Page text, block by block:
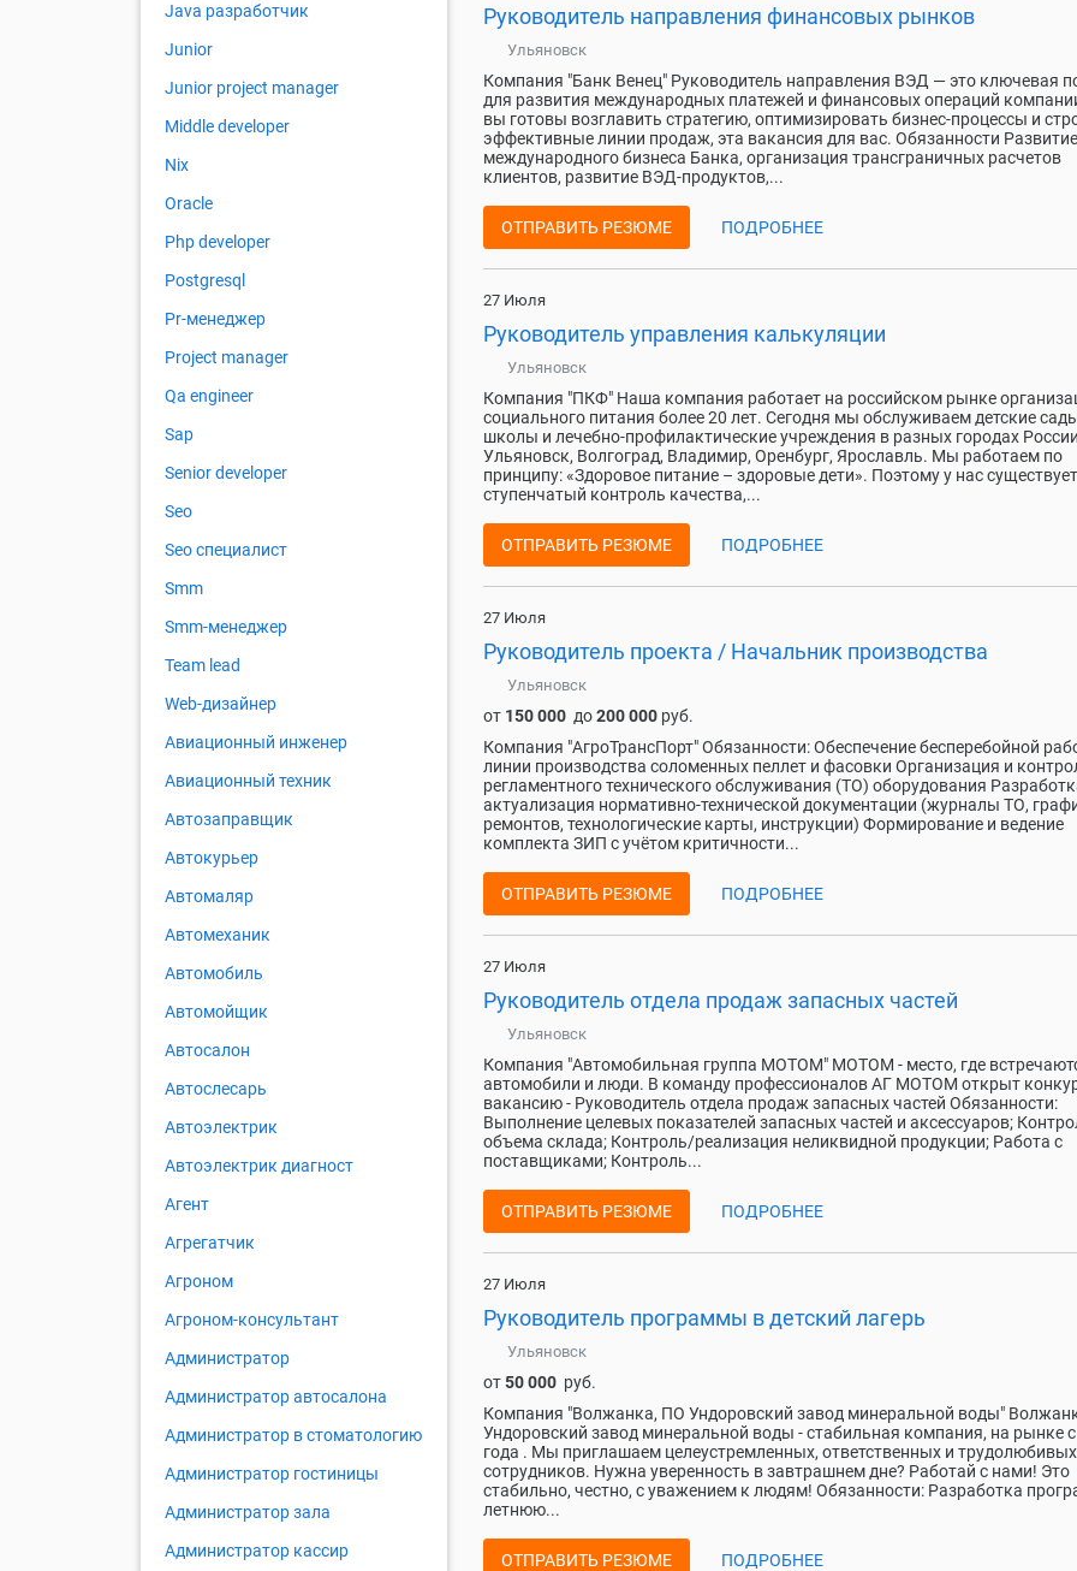
Руководитель направления финансовых рынков
Ульяновск
Компания "Банк Венец" Руководитель направления ВЭД — это ключевая
для развития международных платежей и финансовых операций
вы готовы возглавить стратегию, оптимизировать бизнес-процессы и
эффективные линии продаж, эта вакансия для вас. Обязанности Развитие
международного бизнеса Банка, организация трансграничных расчетов
клиентов, развитие ВЭД-продуктов,...
ОТПРАВИТЬ РЕЗЮМЕ ПОДРОБНЕЕ
27 Июля
Руководитель управления калькуляции
Ульяновск
Компания "ПКФ" Наша компания работает на российском рынке
социального питания более 20 лет. Сегодня мы обслуживаем детские
школы и лечебно-профилактические учреждения в разных городах
Ульяновск, Волгоград, Владимир, Оренбург, Ярославль. Мы работаем по
принципу: «Здоровое питание – здоровые дети». Поэтому у нас
ступенчатый контроль качества,...
ОТПРАВИТЬ РЕЗЮМЕ ПОДРОБНЕЕ
27 Июля
Руководитель проекта / Начальник производства
Ульяновск
от 150 000 до200 000 руб.
Компания "АгроТрансПорт" Обязанности: Обеспечение бесперебойной
линии производства соломенных пеллет и фасовки Организация и
регламентного технического обслуживания (ТО) оборудования
актуализация нормативно-технической документации (журналы ТО,
ремонтов, технологические карты, инструкции) Формирование и ведение
комплекта ЗИП с учётом критичности...
ОТПРАВИТЬ РЕЗЮМЕ ПОДРОБНЕЕ
27 Июля
Руководитель отдела продаж запасных частей
Ульяновск
Компания "Автомобильная группа МОТОМ" МОТОМ - место, где
автомобили и люди. В команду про­фессионалов АГ МОТОМ открыт
вакансию - Руководитель отдела продаж запасных частей Обязанности:
Выполнение целевых показателей запасных частей и аксессуаров;
объема склада; Контроль/реализация неликвидной продукции; Работа с
поставщиками; Контроль...
ОТПРАВИТЬ РЕЗЮМЕ ПОДРОБНЕЕ
27 Июля
Руководитель программы в детский лагерь
Ульяновск
от50 000 руб.
Компания "Волжанка, ПО Ундоровский завод минеральной воды"
Ундоровский завод минеральной воды - стабильная компания, на рынке
года . Мы приглашаем целеустремленных, ответственных и трудолюбивых
сотрудников. Нужна уверенность в завтрашнем дне? Работай с нами! Это
стабильно, честно, с уважением к людям! Обязанности: Разработка
летнюю...
ОТПРАВИТЬ РЕЗЮМЕ ПОДРОБНЕЕ
Java разработчик
Junior
Junior project manager
Middle developer
Nix
Oracle
Php developer
Postgresql
Pr-менеджер
Project manager
Qa engineer
Sap
Senior developer
Seo
Seo специалист
Smm
Smm-менеджер
Team lead
Web-дизайнер
Авиационный инженер
Авиационный техник
Автозаправщик
Автокурьер
Автомаляр
Автомеханик
Автомобиль
Автомойщик
Автосалон
Автослесарь
Автоэлектрик
Автоэлектрик диагност
Агент
Агрегатчик
Агроном
Агроном-консультант
Администратор
Администратор автосалона
Администратор в стоматологию
Администратор гостиницы
Администратор зала
Администратор кассир